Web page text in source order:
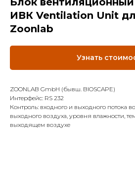
ИВК Ventilation Unit
Zoonlab
Узнать
ZOONLAB GmbH (бывш. BIOSCAPE)
Интерфейс: RS 232
Контроль: входного и выходного потока
выходного воздуха, уровня влажности,
выходящем воздухе